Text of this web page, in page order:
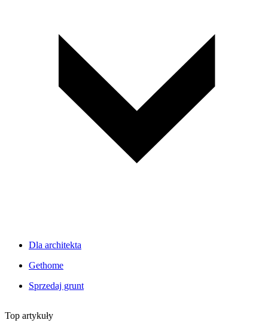
Dla architekta
Gethome
Sprzedaj grunt
Top artykuły